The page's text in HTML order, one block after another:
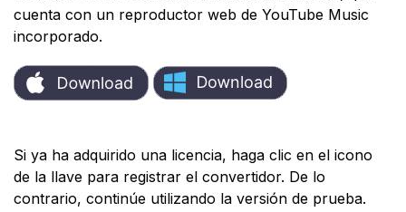
cuenta con un reproductor web de YouTube Music
incorporado.
Si ya ha adquirido una licencia, haga clic en el icono
de la llave para registrar el convertidor. De lo
contrario, continúe utilizando la versión de prueba.